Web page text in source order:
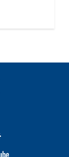
google
youtube-